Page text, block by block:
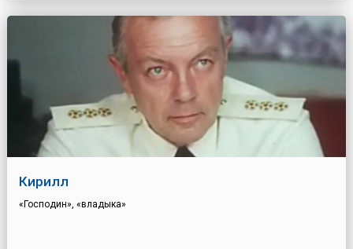
Кирилл
«Господин», «владыка»